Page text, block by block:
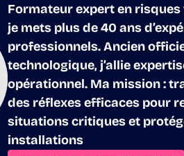
Formateur expert en
je mets plus de 40 ans
professionnels. Ancien
technologique, j’allie
opérationnel. Ma mission :
des réflexes efficaces pour
situations critiques et
installations